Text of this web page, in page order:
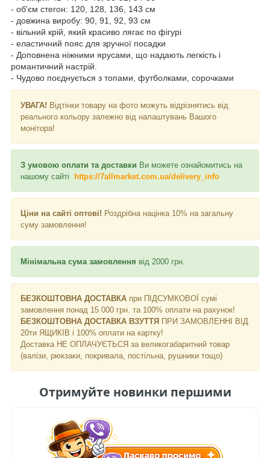
- об'єм стегон: 120, 128, 136, 143 см
- довжина виробу: 90, 91, 92, 93 см
- вільний крій, який красиво лягає по фігурі
- еластичний пояс для зручної посадки
- Доповнена ніжними ярусами, що надають легкість і
романтичний настрій.
- Чудово поєднується з топами, футболками, сорочками
УВАГА! Відтінки товару на фото можуть відрізнятись від
реального кольору залежно від налаштувань Вашого
монітора!
З умовою оплати та доставки Ви можете ознайомитись на
нашому сайті
https://7allmarket.com.ua/delivery_info
Ціни на сайті оптові! Роздрібна націнка 10% на загальну
суму замовлення!
Мінімальна сума замовлення від 2000 грн.
БЕЗКОШТОВНА ДОСТАВКА при ПІДСУМКОВОЇ сумі
замовлення понад 15 000 грн. та 100% оплати на рахунок!
БЕЗКОШТОВНА ДОСТАВКА ВЗУТТЯ ПРИ ЗАМОВЛЕННІ ВІД
20ти ЯЩИКІВ і 100% оплати на картку!
Доставка НЕ ​​ОПЛАЧУЄТЬСЯ за великогабаритний товар
(валізи, рюкзаки, покривала, постільна, рушники тощо)
Отримуйте новинки першими